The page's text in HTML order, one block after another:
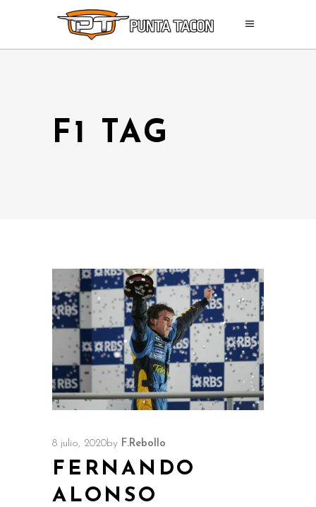
F1 TAG
8 julio, 2020by F.Rebollo
FERNANDO
ALONSO